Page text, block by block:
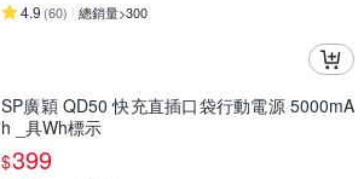
4.9 (60) 總銷量>300
SP廣穎 QD50 快充直插口袋行動電源 5000mA
h _具Wh標示
$399